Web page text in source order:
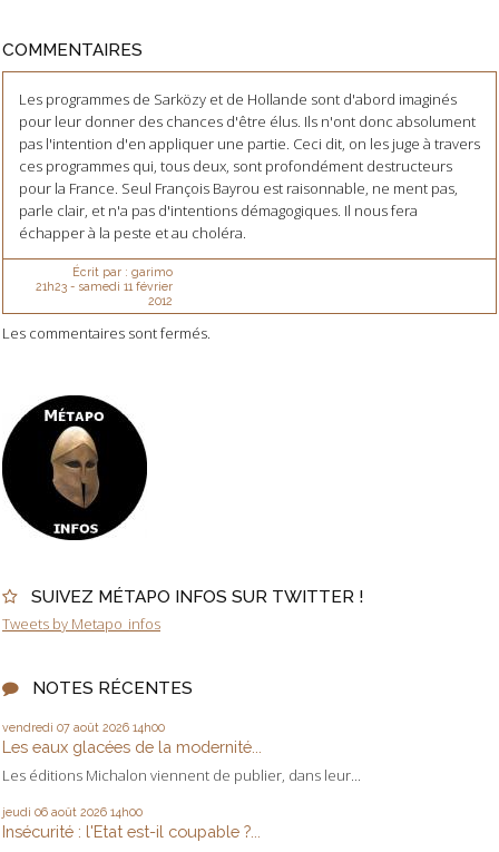
SUIVEZ MÉTAPO INFOS SUR TWITTER !
Tweets by Metapo_infos
NOTES RÉCENTES
vendredi 07 août 2026 14h00
Les eaux glacées de la modernité...
Les éditions Michalon viennent de publier, dans leur...
jeudi 06 août 2026 14h00
Insécurité : l'Etat est-il coupable ?...
COMMENTAIRES
Les programmes de Sarközy et de Hollande sont d'abord imaginés
pour leur donner des chances d'être élus. Ils n'ont donc absolument
pas l'intention d'en appliquer une partie. Ceci dit, on les juge à travers
ces programmes qui, tous deux, sont profondément destructeurs
pour la France. Seul François Bayrou est raisonnable, ne ment pas,
parle clair, et n'a pas d'intentions démagogiques. Il nous fera
échapper à la peste et au choléra.
Écrit par : garimo
21h23- samedi 11 février
2012
Les commentaires sont fermés.